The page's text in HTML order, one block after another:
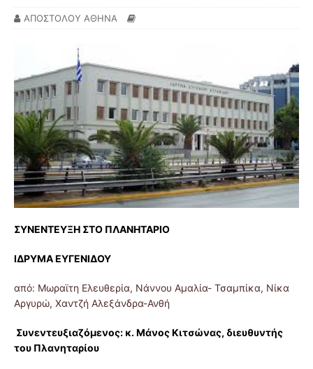
ΑΠΟΣΤΟΛΟΥ ΑΘΗΝΑ
ΣΥΝΕΝΤΕΥΞΗ ΣΤΟ ΠΛΑΝΗΤΑΡΙΟ
ΙΔΡΥΜΑ ΕΥΓΕΝΙΔΟΥ
από: Μωραϊτη Ελευθερία, Νάννου Αμαλία- Τσαμπίκα, Νίκα
Αργυρώ, Χαντζή Αλεξάνδρα-Ανθή
Συνεντευξιαζόμενος: κ. Μάνος Κιτσώνας, διευθυντής
του Πλανηταρίου